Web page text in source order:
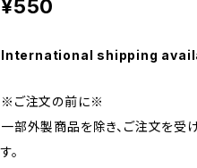
¥550
International shipping
※ご注文の前に※
一部外製商品を除き、ご注文を受
す。